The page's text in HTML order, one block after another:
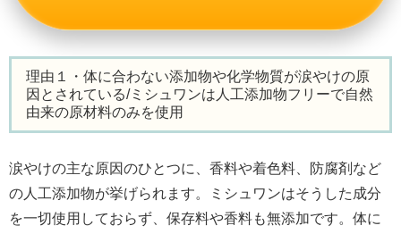
理由１・体に合わない添加物や化学物質が涙やけの原
因とされている/ミシュワンは人工添加物フリーで自然
由来の原材料のみを使用
涙やけの主な原因のひとつに、香料や着色料、防腐剤など
の人工添加物が挙げられます。ミシュワンはそうした成分
を一切使用しておらず、保存料や香料も無添加です。体に